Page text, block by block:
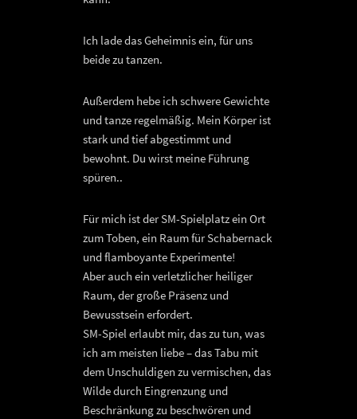
Ich lade das Geheimnis ein, für uns
beide zu tanzen.
Außerdem hebe ich schwere Gewichte
und tanze regelmäßig. Mein Körper ist
stark und tief abgestimmt und
bewohnt. Du wirst meine Führung
spüren..
Für mich ist der SM-Spielplatz ein Ort
zum Toben, ein Raum für Schabernack
und flamboyante Experimente!
Aber auch ein verletzlicher heiliger
Raum, der große Präsenz und
Bewusstsein erfordert.
SM-Spiel erlaubt mir, das zu tun, was
ich am meisten liebe – das Tabu mit
dem Unschuldigen zu vermischen, das
Wilde durch Eingrenzung und
Beschränkung zu beschwören und